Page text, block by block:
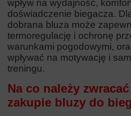
wpływ na wydajność,
doświadczenie biegacza.
dobrana bluza może
termoregulację i ochronę
warunkami pogodowymi,
wpływać na motywację i
treningu.
Na co należy
zakupie bluzy do